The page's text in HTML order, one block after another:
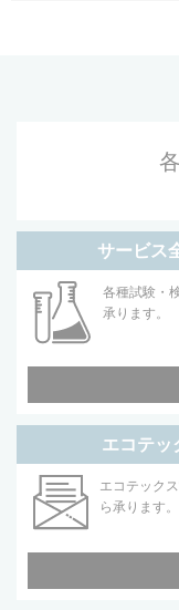
サービス
各種試験・
承ります。
エコテッ
エコテックス
ら承ります。